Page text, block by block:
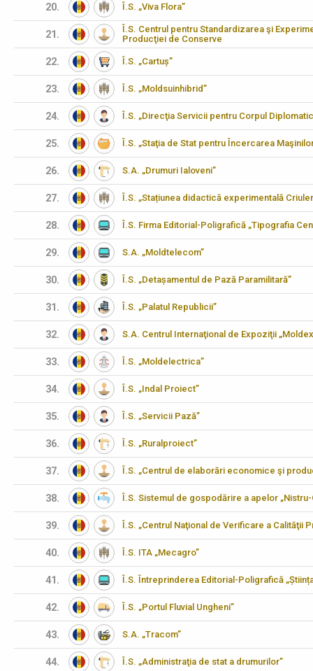
20. Î.S. „Viva Flora”
21.
Î.S. Centrul pentru Standardizarea şi
Producţiei de Conserve
22. Î.S. „Cartuș”
23. Î.S. „Moldsuinhibrid”
24. Î.S. „Direcţia Servicii pentru Corpul
25. Î.S. „Staţia de Stat pentru Încercarea
26. S.A. „Drumuri Ialoveni”
27. Î.S. „Stațiunea didactică experimentală
28. Î.S. Firma Editorial-Poligrafică „Tipografia
29. S.A. „Moldtelecom”
30. Î.S. „Detașamentul de Pază Paramilitară”
31. Î.S. „Palatul Republicii”
32. S.A. Centrul Internaţional de Expoziţii
33. Î.S. „Moldelectrica”
34. Î.S. „Indal Proiect”
35. Î.S. „Servicii Pază”
36. Î.S. „Ruralproiect”
37. Î.S. „Centrul de elaborări economice şi
38. Î.S. Sistemul de gospodărire a apelor „Nistru-
39. Î.S. „Centrul Naţional de Verificare a Calităţii
40. Î.S. ITA „Mecagro”
41. Î.S. Întreprinderea Editorial-Poligrafică
42. Î.S. „Portul Fluvial Ungheni”
43. S.A. „Tracom”
44. Î.S. „Administraţia de stat a drumurilor”